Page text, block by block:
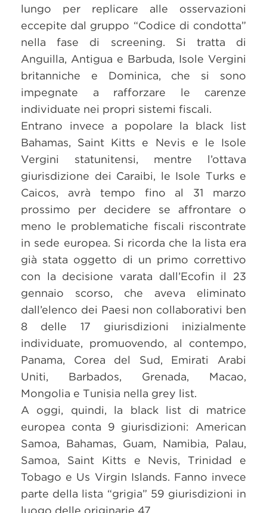
lungo per replicare alle osservazioni
eccepite dal gruppo “Codice di condotta”
nella fase di screening. Si tratta di
Anguilla, Antigua e Barbuda, Isole Vergini
britanniche e Dominica, che si sono
impegnate a rafforzare le carenze
individuate nei propri sistemi fiscali.
Entrano invece a popolare la black list
Bahamas, Saint Kitts e Nevis e le Isole
Vergini statunitensi, mentre l’ottava
giurisdizione dei Caraibi, le Isole Turks e
Caicos, avrà tempo fino al 31 marzo
prossimo per decidere se affrontare o
meno le problematiche fiscali riscontrate
in sede europea. Si ricorda che la lista era
già stata oggetto di un primo correttivo
con la decisione varata dall’Ecofin il 23
gennaio scorso, che aveva eliminato
dall’elenco dei Paesi non collaborativi ben
8 delle 17 giurisdizioni inizialmente
individuate, promuovendo, al contempo,
Panama, Corea del Sud, Emirati Arabi
Uniti, Barbados, Grenada, Macao,
Mongolia e Tunisia nella grey list.
A oggi, quindi, la black list di matrice
europea conta 9 giurisdizioni: American
Samoa, Bahamas, Guam, Namibia, Palau,
Samoa, Saint Kitts e Nevis, Trinidad e
Tobago e Us Virgin Islands. Fanno invece
parte della lista “grigia” 59 giurisdizioni in
luogo delle originarie 47.